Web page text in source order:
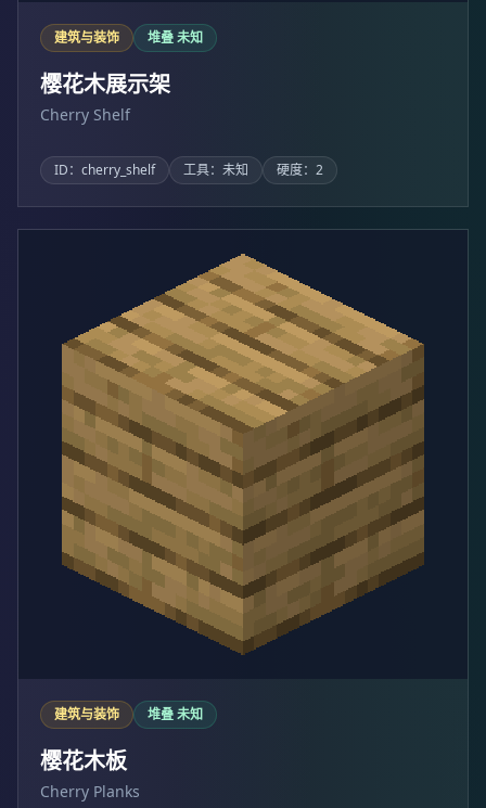
建筑与装饰 堆叠 未知
樱花木展示架
Cherry Shelf
ID：cherry_shelf 工具：未知 硬度：2
建筑与装饰 堆叠 未知
樱花木板
Cherry Planks